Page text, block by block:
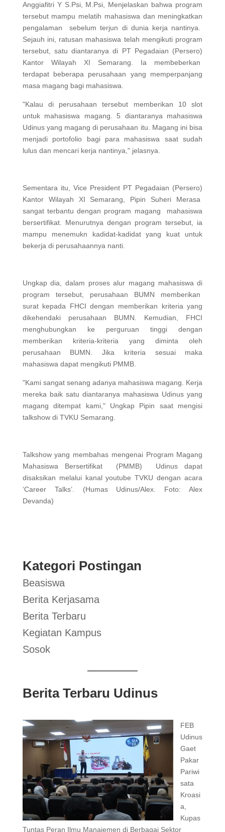
Anggiafitri Y S.Psi, M.Psi, Menjelaskan bahwa program
tersebut mampu melatih mahasiswa dan meningkatkan
pengalaman sebelum terjun di dunia kerja nantinya.
Sejauh ini, ratusan mahasiswa telah mengikuti program
tersebut, satu diantaranya di PT Pegadaian (Persero)
Kantor Wilayah XI Semarang. Ia membeberkan
terdapat beberapa perusahaan yang memperpanjang
masa magang bagi mahasiswa.
"Kalau di perusahaan tersebut memberikan 10 slot
untuk mahasiswa magang. 5 diantaranya mahasiswa
Udinus yang magang di perusahaan itu. Magang ini bisa
menjadi portofolio bagi para mahasiswa saat sudah
lulus dan mencari kerja nantinya," jelasnya.
Sementara itu, Vice President PT Pegadaian (Persero)
Kantor Wilayah XI Semarang, Pipin Suheri Merasa
sangat terbantu dengan program magang mahasiswa
bersertifikat. Menurutnya dengan program tersebut, ia
mampu menemukn kadidat-kadidat yang kuat untuk
bekerja di perusahaannya nanti.
Ungkap dia, dalam proses alur magang mahasiswa di
program tersebut, perusahaan BUMN memberikan
surat kepada FHCI dengan memberikan kriteria yang
dikehendaki perusahaan BUMN. Kemudian, FHCI
menghubungkan ke perguruan tinggi dengan
memberikan kriteria-kriteria yang diminta oleh
perusahaan BUMN. Jika kriteria sesuai maka
mahasiswa dapat mengikuti PMMB.
"Kami sangat senang adanya mahasiswa magang. Kerja
mereka baik satu diantaranya mahasiswa Udinus yang
magang ditempat kami," Ungkap Pipin saat mengisi
talkshow di TVKU Semarang.
Talkshow yang membahas mengenai Program Magang
Mahasiswa Bersertifikat (PMMB) Udinus dapat
disaksikan melalui kanal youtube TVKU dengan acara
‘Career Talks’. (Humas Udinus/Alex. Foto: Alex
Devanda)
Kategori Postingan
Beasiswa
Berita Kerjasama
Berita Terbaru
Kegiatan Kampus
Sosok
Berita Terbaru Udinus
FEB
Udinus
Gaet
Pakar
Pariwi
sata
Kroasi
a,
Kupas
Tuntas Peran Ilmu Manajemen di Berbagai Sektor